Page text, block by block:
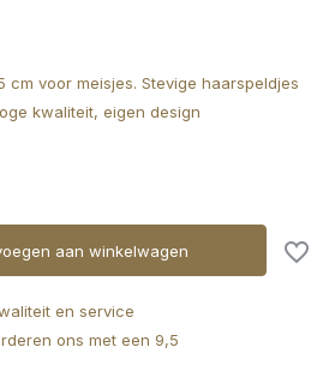
cm voor meisjes. Stevige haarspeldjes
kwaliteit, eigen design
aan winkelwagen
en service
ons met een 9,5